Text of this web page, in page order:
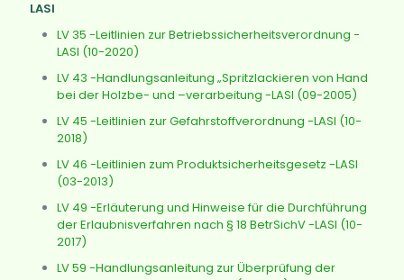
LASI
LV 35 -Leitlinien zur Betriebssicherheitsverordnung -
LASI (10-2020)
LV 43 -Handlungsanleitung „Spritzlackieren von Hand
bei der Holzbe- und –verarbeitung -LASI (09-2005)
LV 45 -Leitlinien zur Gefahrstoffverordnung -LASI (10-
2018)
LV 46 -Leitlinien zum Produktsicherheitsgesetz -LASI
(03-2013)
LV 49 -Erläuterung und Hinweise für die Durchführung
der Erlaubnisverfahren nach § 18 BetrSichV -LASI (10-
2017)
LV 59 -Handlungsanleitung zur Überprüfung der